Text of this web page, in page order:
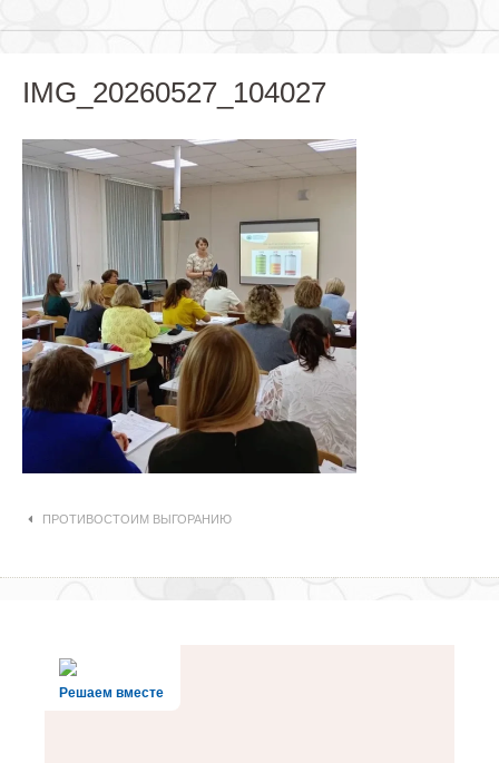
IMG_20260527_104027
Навигация по статьям
ПРОТИВОСТОИМ ВЫГОРАНИЮ
Решаем вместе